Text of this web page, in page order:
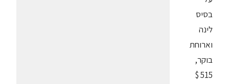
בסיס
לינה
וארוחת
בוקר,
515 $